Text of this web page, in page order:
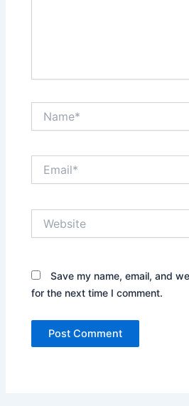
Save my name, email, and
for the next time I comment.